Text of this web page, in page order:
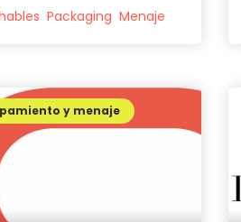
Packaging Menaje
y menaje